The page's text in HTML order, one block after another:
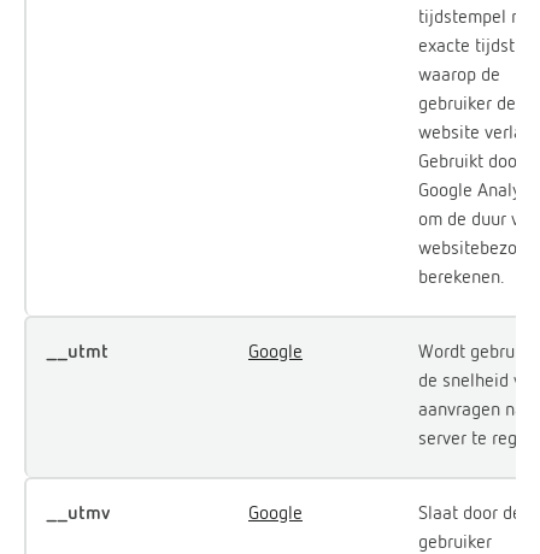
tijdstempel
exacte tijdstip
waarop de
gebruiker de
website
Gebruikt door
Google
om de duur
websitebezoek
berekenen.
__utmt Google
Wordt gebruikt
de snelheid van
aanvragen
server te
__utmv Google
Slaat door de
gebruiker